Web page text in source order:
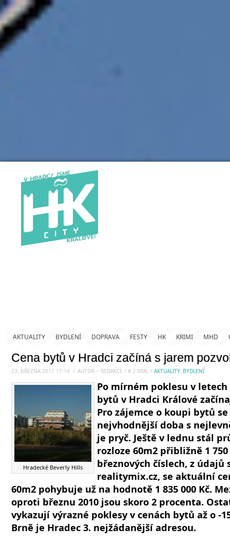
AKTUALITY BYDLENÍ DOPRAVA FESTY HK KRIMI MHD
Cena bytů v Hradci začíná s jarem
23. BŘEZNA 2011 17:14 / AUTOR ~ REDAKCE / # 2 MIN. / AKTUALITY, BYDLENÍ
Hradecké Beverly Hills
Po mírném poklesu v letech
bytů v Hradci Králové
Pro zájemce o koupi bytů se
nejvhodnější doba s
je pryč. Ještě v lednu stál
rozloze 60m2 přibližně 1 750
březnových číslech, z údajů
realitymix.cz, se aktuální
60m2 pohybuje už na hodnotě 1 835 000 Kč.
oproti březnu 2010 jsou skoro 2 procenta.
vykazují výrazné poklesy v cenách bytů až o -
Brně je Hradec 3. nejžádanější adresou.